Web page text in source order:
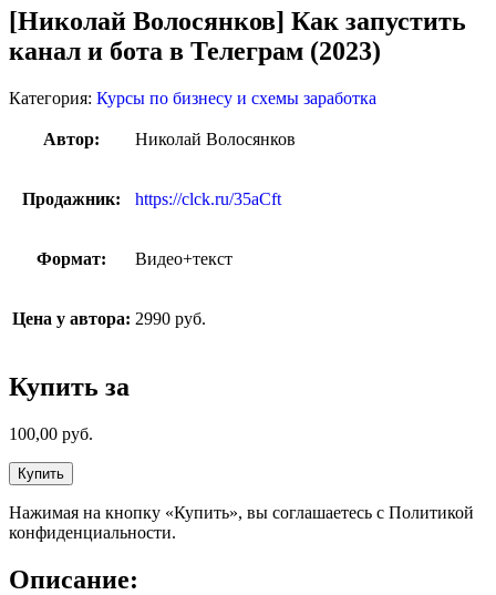
[Николай Волосянков] Как запустить
канал и бота в Телеграм (2023)
Категория: Курсы по бизнесу и схемы заработка
Автор: Николай Волосянков
Продажник: https://clck.ru/35aCft
Формат: Видео+текст
Цена у автора: 2990 руб.
Купить за
100,00 руб.
Купить
Нажимая на кнопку «Купить», вы соглашаетесь с Политикой
конфиденциальности.
Описание: